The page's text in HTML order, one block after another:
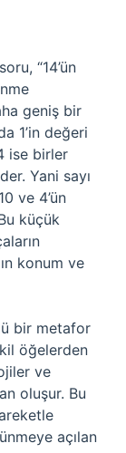
“14’ün
geniş bir
1’in değeri
ise birler
Yani sayı
ve 4’ün
küçük
konum ve
bir metafor
öğelerden
ve
oluşur. Bu
açılan